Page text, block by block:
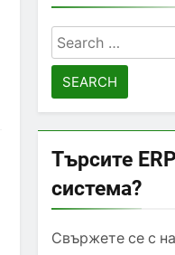
Search
for:
Търсите
система?
Свържете се с